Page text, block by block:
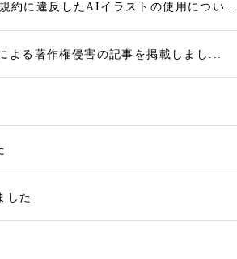
約に違反したAIイラストの使用につい...
よる著作権侵害の記事を掲載しまし...
した